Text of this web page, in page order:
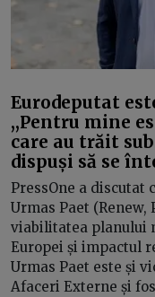
Eurodeputat
,,Pentru mine
care au trăit
dispuși să se
PressOne a discutat
Urmas Paet
viabilitatea planului
Europei și impactul
Urmas Paet este și
Afaceri Externe și